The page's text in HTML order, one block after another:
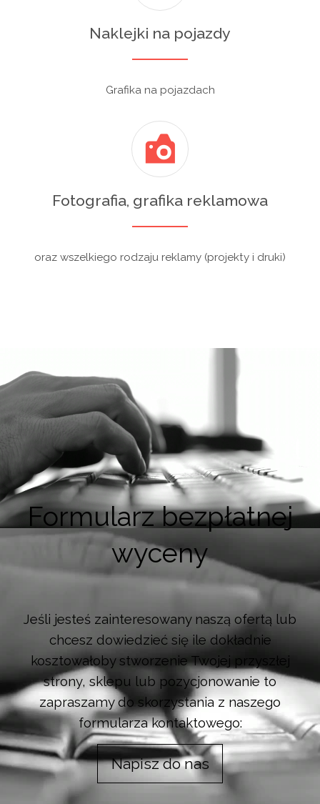
Naklejki na pojazdy
Grafika na pojazdach
Fotografia, grafika reklamowa
oraz wszelkiego rodzaju reklamy (projekty i druki)
Formularz bezpłatnej
wyceny
Jeśli jesteś zainteresowany naszą ofertą lub
chcesz dowiedzieć się ile dokładnie
kosztowałoby stworzenie Twojej przyszłej
strony, sklepu lub pozycjonowanie to
zapraszamy do skorzystania z naszego
formularza kontaktowego:
Napisz do nas